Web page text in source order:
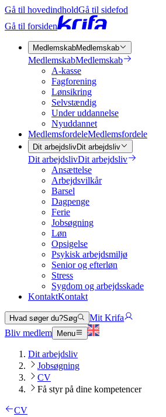
Gå til hovedindholdGå til sidefod
Gå til forsiden
MedlemskabMedlemskab
MedlemskabMedlemskab
A-kasse
Fagforening
Lønsikring
Selvstændig
Under uddannelse
Nyuddannet
MedlemsfordeleMedlemsfordele
Dit arbejdslivDit arbejdsliv
Dit arbejdslivDit arbejdsliv
Ansættelse
Arbejdsvilkår
Barsel
Dagpenge
Ferie
Jobsøgning
Løn
Opsigelse
Psykisk arbejdsmiljø
Senior og efterløn
Stress
Sygdom og arbejdsskade
KontaktKontakt
Hvad søger du?Søg
Mit Krifa
Bliv medlem
Menu
Dit arbejdsliv
Jobsøgning
CV
Få styr på dine kompetencer
CV